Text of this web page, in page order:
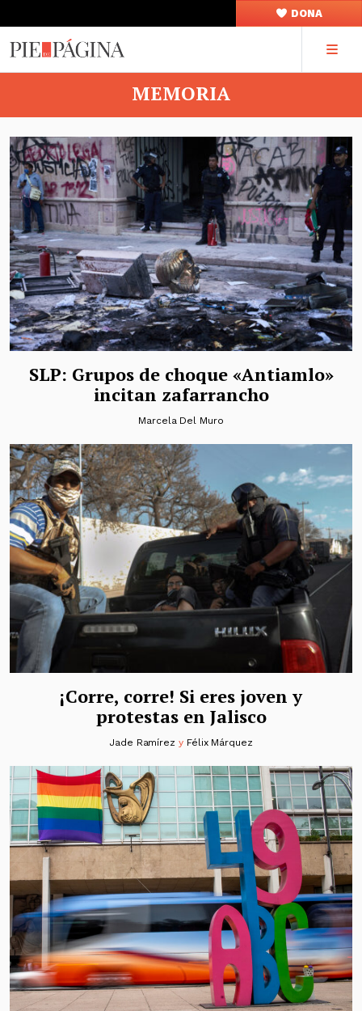
DONA
MEMORIA
SLP: Grupos de choque «Antiamlo»
incitan zafarrancho
Marcela Del Muro
¡Corre, corre! Si eres joven y
protestas en Jalisco
Jade Ramírez y Félix Márquez